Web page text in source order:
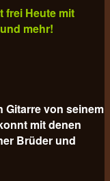
frei Heute mit
mehr!
Gitarre von seinem
mit denen
Brüder und